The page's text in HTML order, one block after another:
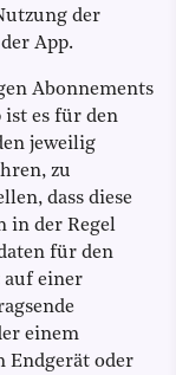
der
App.
Abonnements
ist es für den
jeweilig
zu
dass diese
in der Regel
für den
auf einer
einem
Endgerät oder